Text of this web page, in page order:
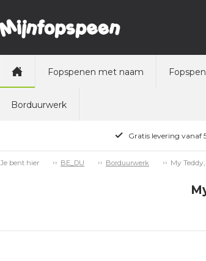
Fopspenen met naam
Borduurwerk
Gratis levering vanaf
Je bent hier BE_DU Borduurwerk My